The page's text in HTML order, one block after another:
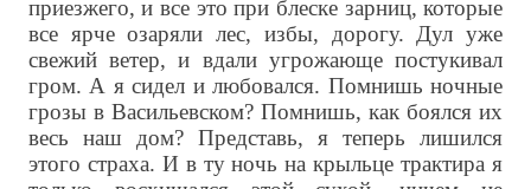
приезжего, и все это при блеске зарниц, которые
все ярче озаряли лес, избы, дорогу. Дул уже
свежий ветер, и вдали угрожающе постукивал
гром. А я сидел и любовался. Помнишь ночные
грозы в Васильевском? Помнишь, как боялся их
весь наш дом? Представь, я теперь лишился
этого страха. И в ту ночь на крыльце трактира я